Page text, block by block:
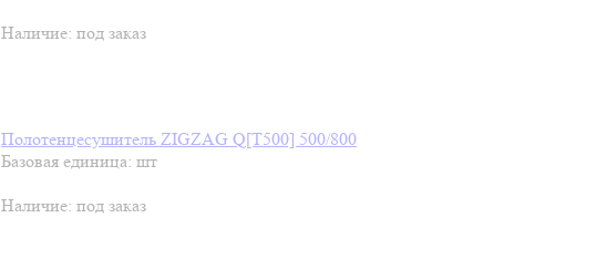
Наличие: под заказ
Полотенцесушитель ZIGZAG Q[T500] 500/800
Базовая единица: шт
Наличие: под заказ